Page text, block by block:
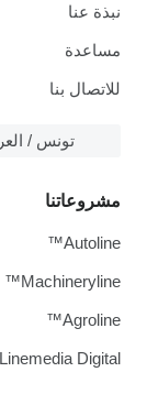
نبذة عنا
مساعدة
للاتصال بنا
تونس /
مشروعاتنا
Autoline™
Machineryline™
Agroline™
Linemedia Digital ™